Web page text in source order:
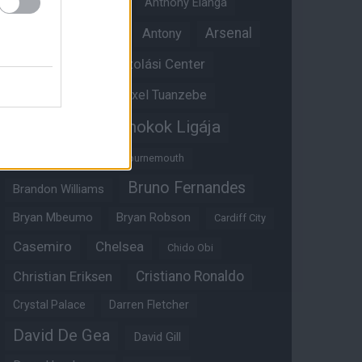
Anthony Elanga
Antony Arsenal
Aston Villa Átigazolási Center
Axel Tuanzebe
Bajnokok Ligája
Bournemouth
Brandon Williams Bruno Fernandes
Bryan Mbeumo Bryan Robson Cardiff City
Casemiro Chelsea Chido Obi
Christian Eriksen Cristiano Ronaldo
Crystal Palace Darren Fletcher
David De Gea David Gill